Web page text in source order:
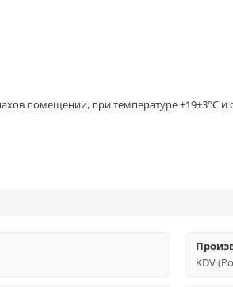
помещении, при температуре +19±3°С
KDV